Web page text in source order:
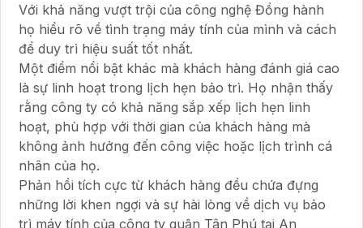
Với khả năng vượt trội của công nghệ Đồng hành
họ hiểu rõ về tình trạng máy tính của mình và cách
để duy trì hiệu suất tốt nhất.
Một điểm nổi bật khác mà khách hàng đánh giá cao
là sự linh hoạt trong lịch hẹn bảo trì. Họ nhận thấy
rằng công ty có khả năng sắp xếp lịch hẹn linh
hoạt, phù hợp với thời gian của khách hàng mà
không ảnh hưởng đến công việc hoặc lịch trình cá
nhân của họ.
Phản hồi tích cực từ khách hàng đều chứa đựng
những lời khen ngợi và sự hài lòng về dịch vụ bảo
trì máy tính của công ty quận Tân Phú tại An